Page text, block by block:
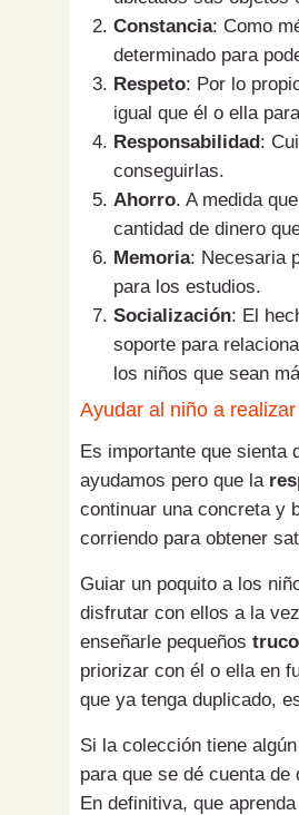
Constancia: Como
determinado para
Respeto: Por lo
igual que él o ella
Responsabilidad:
conseguirlas.
Ahorro. A medida
cantidad de dinero
Memoria: Necesaria
para los estudios.
Socialización: El
soporte para
los niños que sean
Ayudar al niño a
Es importante que sienta
ayudamos pero que la
continuar una concreta y
corriendo para obtener
Guiar un poquito a los
disfrutar con ellos a la
enseñarle pequeños
priorizar con él o ella en
que ya tenga duplicado,
Si la colección tiene algún
para que se dé cuenta
En definitiva, que